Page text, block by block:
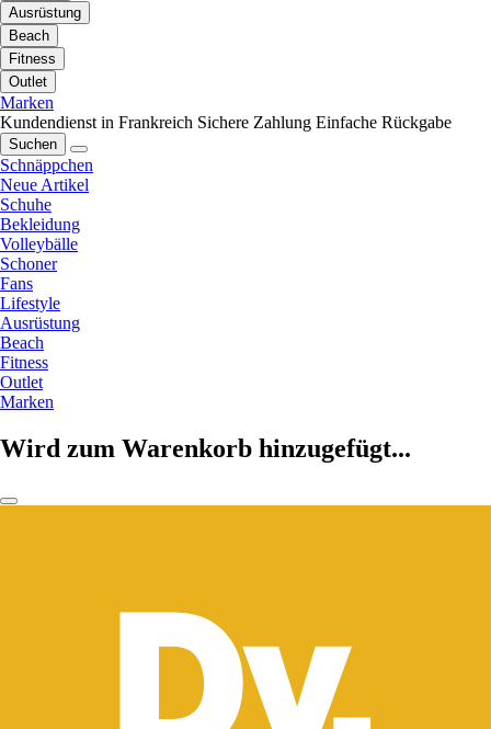
Ausrüstung
Beach
Fitness
Outlet
Marken
Kundendienst in Frankreich Sichere Zahlung Einfache Rückgabe
Suchen
Schnäppchen
Neue Artikel
Schuhe
Bekleidung
Volleybälle
Schoner
Fans
Lifestyle
Ausrüstung
Beach
Fitness
Outlet
Marken
Wird zum Warenkorb hinzugefügt...